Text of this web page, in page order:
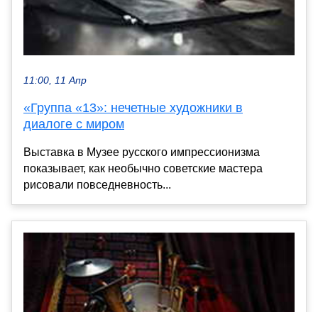
11:00, 11 Апр
«Группа «13»: нечетные художники в
диалоге с миром
Выставка в Музее русского импрессионизма
показывает, как необычно советские мастера
рисовали повседневность...